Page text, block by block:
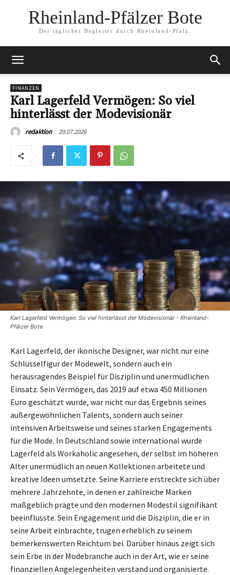
Rheinland-Pfälzer Bote
Der täglicher Begleiter durch Rheinland-Pfalz.
FINANZEN
Karl Lagerfeld Vermögen: So viel
hinterlässt der Modevisionär
redaktion 29.07.2026
Karl Lagerfeld Vermögen: So viel hinterlässt der Modevisionär - Rheinland-
Pfälzer Bote
Karl Lagerfeld, der ikonische Designer, war nicht nur eine
Schlüsselfigur der Modewelt, sondern auch ein
herausragendes Beispiel für Disziplin und unermüdlichen
Einsatz. Sein Vermögen, das 2019 auf etwa 450 Millionen
Euro geschätzt wurde, war nicht nur das Ergebnis seines
außergewöhnlichen Talents, sondern auch seiner
intensiven Arbeitsweise und seines starken Engagements
für die Mode. In Deutschland sowie international wurde
Lagerfeld als Workaholic angesehen, der selbst im höheren
Alter unermüdlich an neuen Kollektionen arbeitete und
kreative Ideen umsetzte. Seine Karriere erstreckte sich über
mehrere Jahrzehnte, in denen er zahlreiche Marken
maßgeblich prägte und den modernen Modestil signifikant
beeinflusste. Sein Engagement und die Disziplin, die er in
seine Arbeit einbrachte, trugen erheblich zu seinem
bemerkenswerten Reichtum bei. Darüber hinaus zeigt sich
sein Erbe in der Modebranche auch in der Art, wie er seine
finanziellen Angelegenheiten verstand und organisierte.